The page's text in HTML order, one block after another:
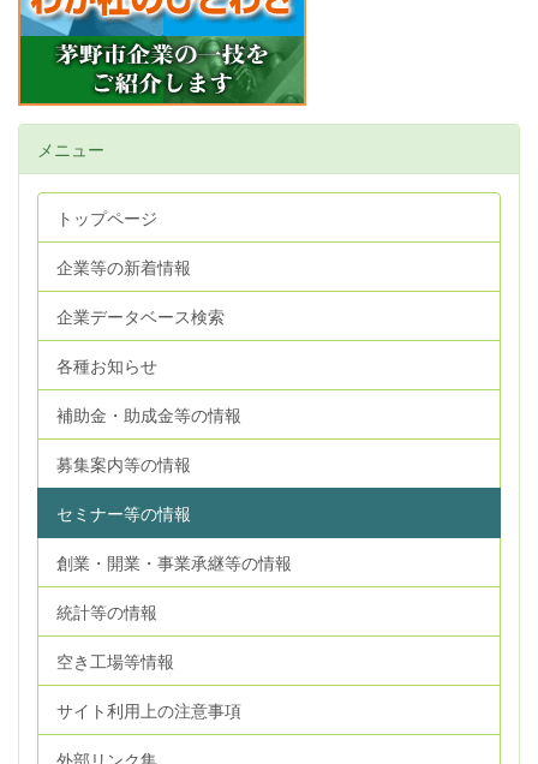
メニュー
トップページ
企業等の新着情報
企業データベース検索
各種お知らせ
補助金・助成金等の情報
募集案内等の情報
セミナー等の情報
創業・開業・事業承継等の情報
統計等の情報
空き工場等情報
サイト利用上の注意事項